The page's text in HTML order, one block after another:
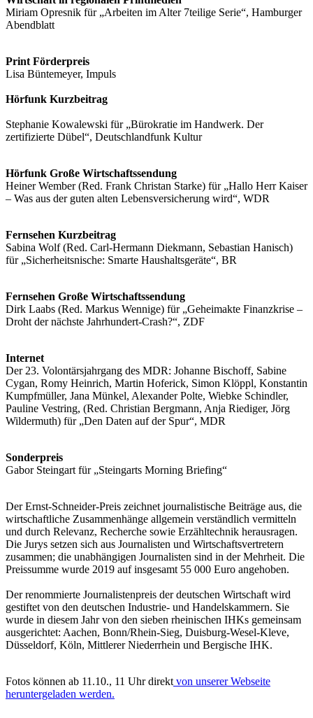
Miriam Opresnik für „Arbeiten im Alter 7teilige Serie“, Hamburger
Abendblatt
Print Förderpreis
Lisa Büntemeyer, Impuls
Hörfunk Kurzbeitrag
Stephanie Kowalewski für „Bürokratie im Handwerk. Der
zertifizierte Dübel“, Deutschlandfunk Kultur
Hörfunk Große Wirtschaftssendung
Heiner Wember (Red. Frank Christan Starke) für „Hallo Herr Kaiser
– Was aus der guten alten Lebensversicherung wird“, WDR
Fernsehen Kurzbeitrag
Sabina Wolf (Red. Carl-Hermann Diekmann, Sebastian Hanisch)
für „Sicherheitsnische: Smarte Haushaltsgeräte“, BR
Fernsehen Große Wirtschaftssendung
Dirk Laabs (Red. Markus Wennige) für „Geheimakte Finanzkrise –
Droht der nächste Jahrhundert-Crash?“, ZDF
Internet
Der 23. Volontärsjahrgang des MDR: Johanne Bischoff, Sabine
Cygan, Romy Heinrich, Martin Hoferick, Simon Klöppl, Konstantin
Kumpfmüller, Jana Münkel, Alexander Polte, Wiebke Schindler,
Pauline Vestring, (Red. Christian Bergmann, Anja Riediger, Jörg
Wildermuth) für „Den Daten auf der Spur“, MDR
Sonderpreis
Gabor Steingart für „Steingarts Morning Briefing“
Der Ernst-Schneider-Preis zeichnet journalistische Beiträge aus, die
wirtschaftliche Zusammenhänge allgemein verständlich vermitteln
und durch Relevanz, Recherche sowie Erzähltechnik herausragen.
Die Jurys setzen sich aus Journalisten und Wirtschaftsvertretern
zusammen; die unabhängigen Journalisten sind in der Mehrheit. Die
Preissumme wurde 2019 auf insgesamt 55 000 Euro angehoben.
Der renommierte Journalistenpreis der deutschen Wirtschaft wird
gestiftet von den deutschen Industrie- und Handelskammern. Sie
wurde in diesem Jahr von den sieben rheinischen IHKs gemeinsam
ausgerichtet: Aachen, Bonn/Rhein-Sieg, Duisburg-Wesel-Kleve,
Düsseldorf, Köln, Mittlerer Niederrhein und Bergische IHK.
Fotos können ab 11.10., 11 Uhr direkt von unserer Webseite
heruntergeladen werden.